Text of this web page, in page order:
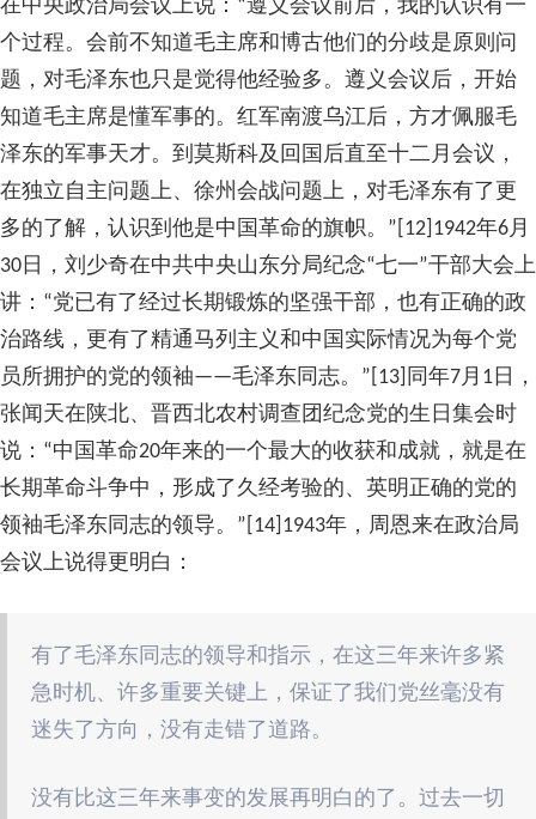
在中央政治局会议上说：“遵义会议前后，我的认识有一
个过程。会前不知道毛主席和博古他们的分歧是原则问
题，对毛泽东也只是觉得他经验多。遵义会议后，开始
知道毛主席是懂军事的。红军南渡乌江后，方才佩服毛
泽东的军事天才。到莫斯科及回国后直至十二月会议，
在独立自主问题上、徐州会战问题上，对毛泽东有了更
多的了解，认识到他是中国革命的旗帜。”[12]1942年6月
30日，刘少奇在中共中央山东分局纪念“七一”干部大会上
讲：“党已有了经过长期锻炼的坚强干部，也有正确的政
治路线，更有了精通马列主义和中国实际情况为每个党
员所拥护的党的领袖——毛泽东同志。”[13]同年7月1日，
张闻天在陕北、晋西北农村调查团纪念党的生日集会时
说：“中国革命20年来的一个最大的收获和成就，就是在
长期革命斗争中，形成了久经考验的、英明正确的党的
领袖毛泽东同志的领导。”[14]1943年，周恩来在政治局
会议上说得更明白：
有了毛泽东同志的领导和指示，在这三年来许多紧
急时机、许多重要关键上，保证了我们党丝毫没有
迷失了方向，没有走错了道路。
没有比这三年来事变的发展再明白的了。过去一切